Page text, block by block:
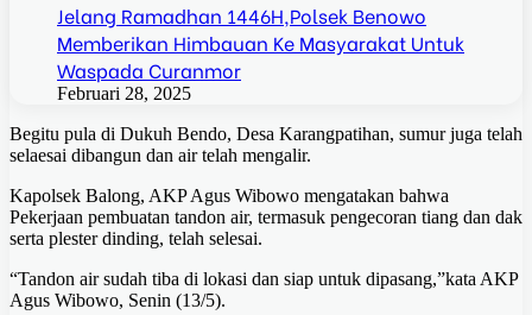
Jelang Ramadhan 1446H,Polsek Benowo
Memberikan Himbauan Ke Masyarakat Untuk
Waspada Curanmor
Februari 28, 2025
Begitu pula di Dukuh Bendo, Desa Karangpatihan, sumur juga telah
selaesai dibangun dan air telah mengalir.
Kapolsek Balong, AKP Agus Wibowo mengatakan bahwa
Pekerjaan pembuatan tandon air, termasuk pengecoran tiang dan dak
serta plester dinding, telah selesai.
“Tandon air sudah tiba di lokasi dan siap untuk dipasang,”kata AKP
Agus Wibowo, Senin (13/5).